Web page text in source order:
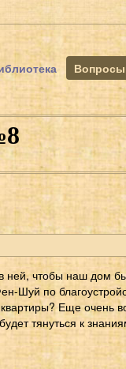
ней, чтобы наш дом
Шуй по
Еще очень
тянуться к